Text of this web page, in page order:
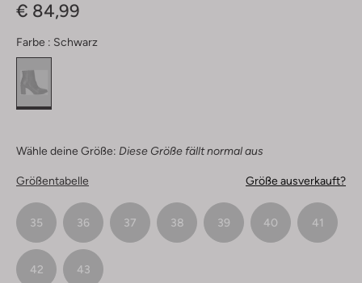
€ 84,99
Farbe : Schwarz
Wähle deine Größe: Diese Größe fällt normal aus
Größentabelle Größe ausverkauft?
35 36 37 38 39 40 41
42 43